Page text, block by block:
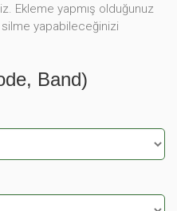
Ekleme yapmış olduğunuz
yapabileceğinizi
Band)